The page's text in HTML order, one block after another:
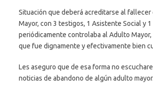
Situación que deberá acreditarse al
Mayor, con 3 testigos, 1 Asistente Social y
periódicamente controlaba al Adulto
que fue dignamente y efectivamente bien
Les aseguro que de esa forma no
noticias de abandono de algún adulto mayor.